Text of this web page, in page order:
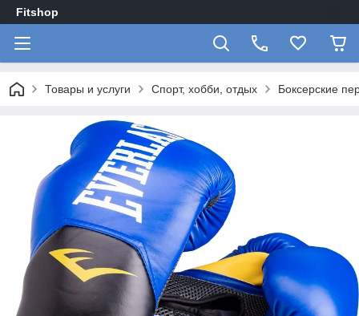
Fitshop
Товары и услуги Спорт, хобби, отдых Боксерские